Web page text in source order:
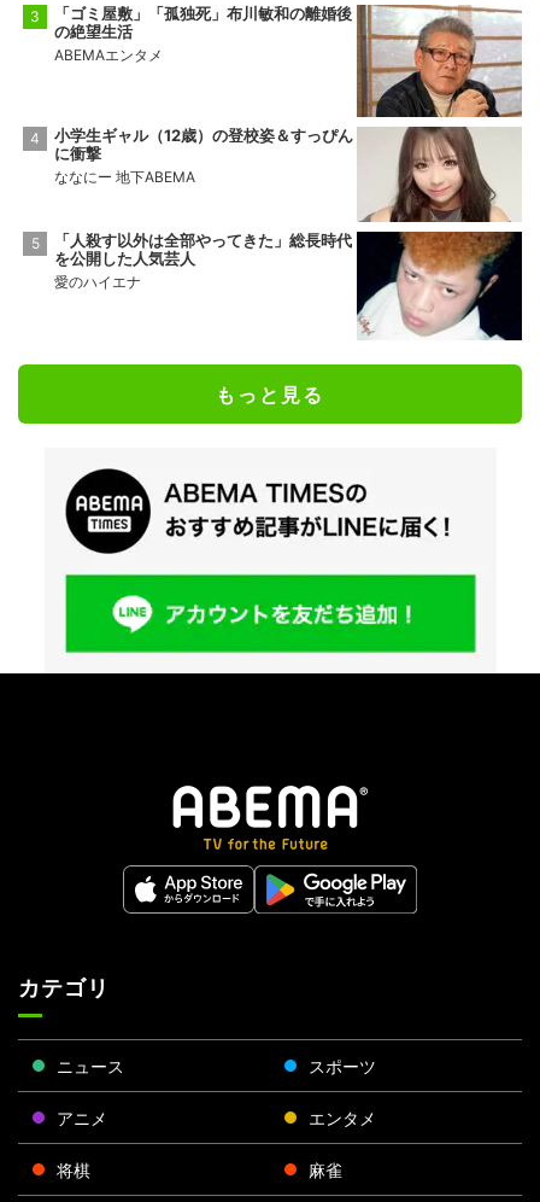
「ゴミ屋敷」「孤独死」布川敏和の離婚後
の絶望生活
ABEMAエンタメ
小学生ギャル（12歳）の登校姿＆すっぴん
に衝撃
ななにー 地下ABEMA
「人殺す以外は全部やってきた」総長時代
を公開した人気芸人
愛のハイエナ
もっと見る
カテゴリ
ニュース スポーツ
アニメ エンタメ
将棋 麻雀